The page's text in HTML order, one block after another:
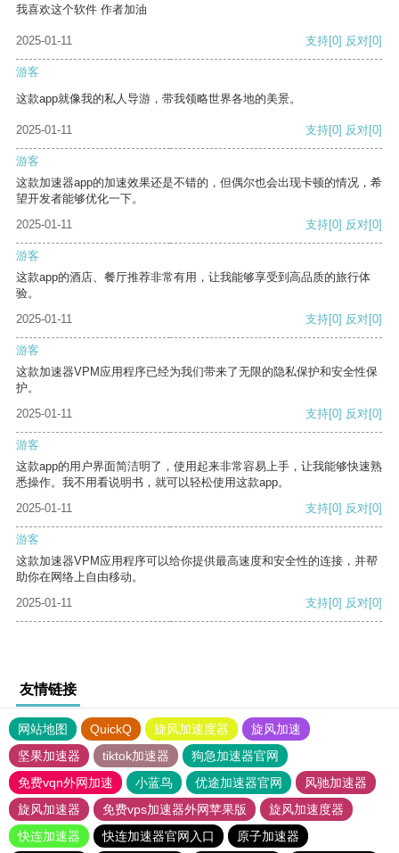
我喜欢这个软件 作者加油
2025-01-11 支持[0] 反对[0]
游客
这款app就像我的私人导游，带我领略世界各地的美景。
2025-01-11 支持[0] 反对[0]
游客
这款加速器app的加速效果还是不错的，但偶尔也会出现卡顿的情况，希
望开发者能够优化一下。
2025-01-11
支持[0] 反对[0]
游客
这款app的酒店、餐厅推荐非常有用，让我能够享受到高品质的旅行体
验。
2025-01-11
支持[0] 反对[0]
游客
这款加速器VPM应用程序已经为我们带来了无限的隐私保护和安全性保
护。
2025-01-11
支持[0] 反对[0]
游客
这款app的用户界面简洁明了，使用起来非常容易上手，让我能够快速熟
悉操作。我不用看说明书，就可以轻松使用这款app。
2025-01-11
支持[0] 反对[0]
游客
这款加速器VPM应用程序可以给你提供最高速度和安全性的连接，并帮
助你在网络上自由移动。
2025-01-11
支持[0] 反对[0]
友情链接
网站地图 QuickQ 旋风加速度器
旋风加速
坚果加速器
tiktok加速器
狗急加速器官网
免费vqn外网加速
小蓝鸟 优途加速器官网
风驰加速器
旋风加速器
免费vps加速器外网苹果版
旋风加速度器
快连加速器
快连加速器官网入口
原子加速器